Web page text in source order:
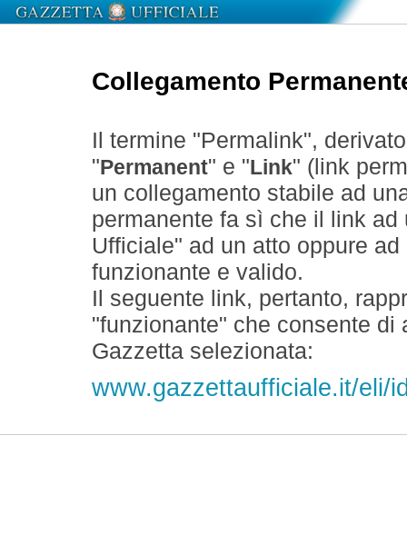
Collegamento
Il termine "Permalink",
" Permanent" e " Link" (link
un collegamento stabile ad
permanente fa sì che il link
Ufficiale" ad un atto oppure
funzionante e valido.
Il seguente link, pertanto,
"funzionante" che consente
Gazzetta selezionata:
www.gazzettaufficiale.it/eli/